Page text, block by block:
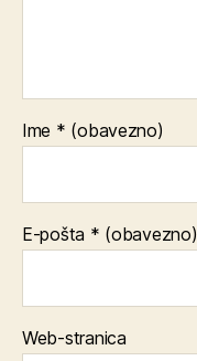
Ime * (obavezno)
E-pošta * (obavezno)
Web-stranica